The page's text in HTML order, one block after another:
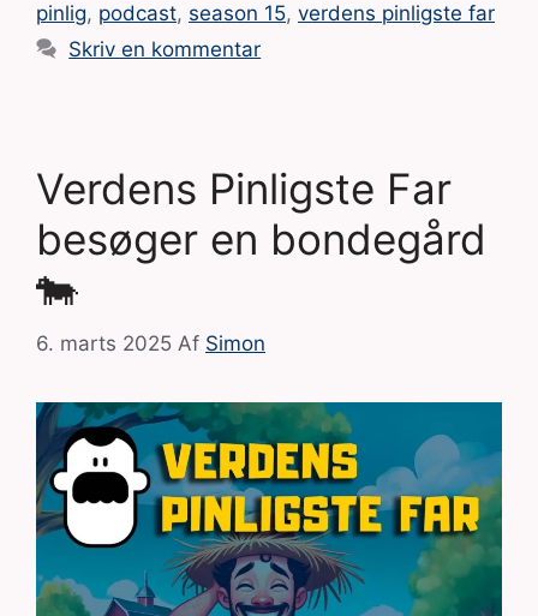
pinlig, podcast, season 15, verdens pinligste far
Skriv en kommentar
Verdens Pinligste Far
besøger en bondegård
🐄
6. marts 2025 Af Simon